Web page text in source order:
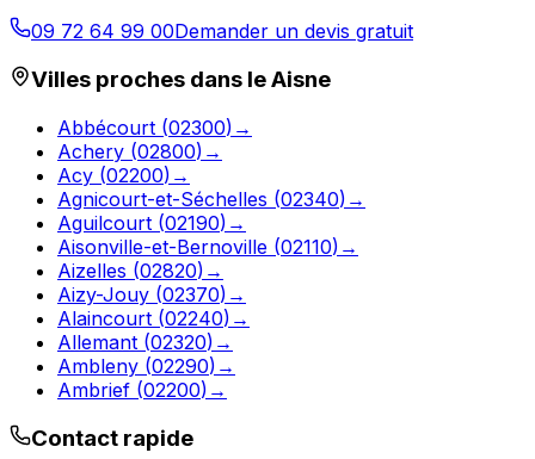
09 72 64 99 00Demander un devis gratuit
Villes proches dans leAisne
Abbécourt (02300) →
Achery (02800) →
Acy (02200) →
Agnicourt-et-Séchelles (02340) →
Aguilcourt (02190) →
Aisonville-et-Bernoville (02110) →
Aizelles (02820) →
Aizy-Jouy (02370) →
Alaincourt (02240) →
Allemant (02320) →
Ambleny (02290) →
Ambrief (02200) →
Contact rapide